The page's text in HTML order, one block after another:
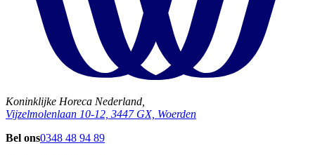
Koninklijke Horeca Nederland,
Vijzelmolenlaan 10-12, 3447 GX, Woerden
Bel ons0348 48 94 89